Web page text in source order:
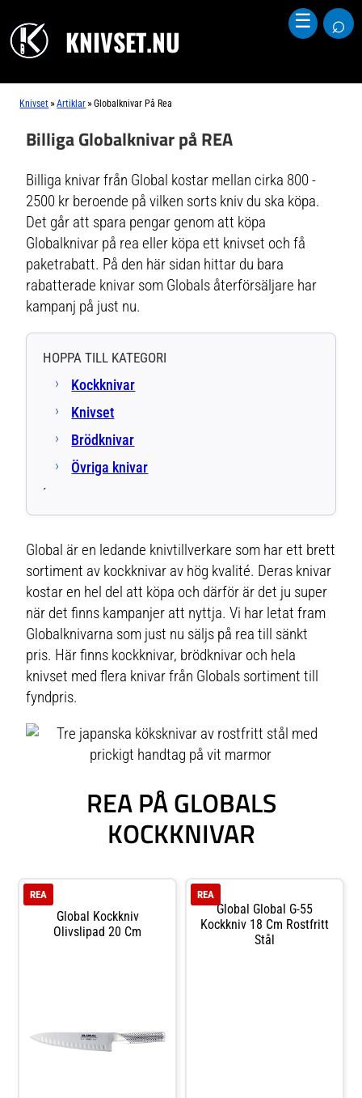
KNIVSET.NU
☰ ⌕
Knivset »Artiklar »Globalknivar På Rea
Billiga Globalknivar på REA
Billiga knivar från Global kostar mellan cirka 800 -
2500 kr beroende på vilken sorts kniv du ska köpa.
Det går att spara pengar genom att köpa
Globalknivar på rea eller köpa ett knivset och få
paketrabatt. På den här sidan hittar du bara
rabatterade knivar som Globals återförsäljare har
kampanj på just nu.
HOPPA TILL KATEGORI
Kockknivar
Knivset
Brödknivar
Övriga knivar
´
Global är en ledande knivtillverkare som har ett brett
sortiment av kockknivar av hög kvalité. Deras knivar
kostar en hel del att köpa och därför är det ju super
när det finns kampanjer att nyttja. Vi har letat fram
Globalknivarna som just nu säljs på rea till sänkt
pris. Här finns kockknivar, brödknivar och hela
knivset med flera knivar från Globals sortiment till
fyndpris.
REA PÅ GLOBALS
KOCKKNIVAR
Global Kockkniv
Olivslipad 20 Cm
REA
Global Global G-55
Kockkniv 18 Cm Rostfritt
Stål
REA